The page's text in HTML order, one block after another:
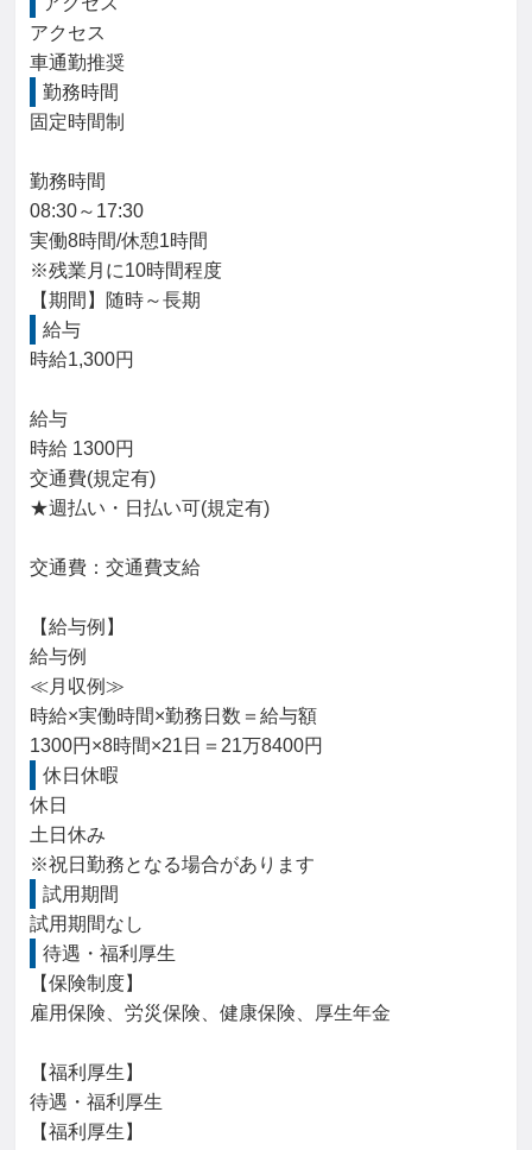
アクセス
車通勤推奨
勤務時間
固定時間制
勤務時間
08:30～17:30
実働8時間/休憩1時間
※残業月に10時間程度
【期間】随時～長期
給与
時給1,300円
給与
時給 1300円
交通費(規定有)
★週払い・日払い可(規定有)
交通費：交通費支給
【給与例】
給与例
≪月収例≫
時給×実働時間×勤務日数＝給与額
1300円×8時間×21日＝21万8400円
休日休暇
休日
土日休み
※祝日勤務となる場合があります
試用期間
試用期間なし
待遇・福利厚生
【保険制度】
雇用保険、労災保険、健康保険、厚生年金
【福利厚生】
待遇・福利厚生
【福利厚生】